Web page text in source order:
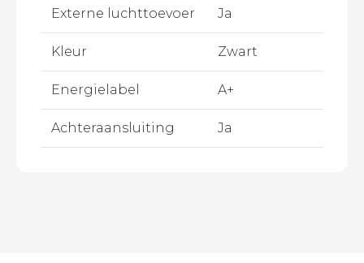
Externe luchttoevoer Ja
Kleur Zwart
Energielabel A+
Achteraansluiting Ja